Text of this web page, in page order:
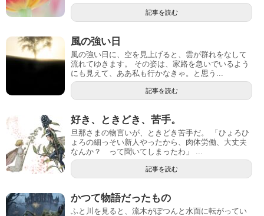
記事を読む
風の強い日
風の強い日に、空を見上げると、雲が群れをなして
流れてゆきます。 その姿は、家路を急いでいるよう
にも見えて、ああ私も行かなきゃ。と思う...
記事を読む
好き、ときどき、苦手。
旦那さまの物言いが、ときどき苦手だ。 「ひょろひ
ょろの細っそい新人やったから、肉体労働、大丈夫
なんか？ って聞いてしまったわ」 ...
記事を読む
かつて物語だったもの
ふと川を見ると、流木がぽつんと水面に転がってい